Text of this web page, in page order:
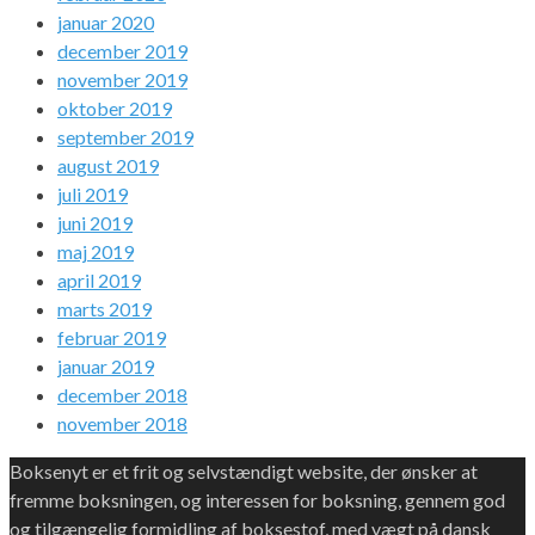
januar 2020
december 2019
november 2019
oktober 2019
september 2019
august 2019
juli 2019
juni 2019
maj 2019
april 2019
marts 2019
februar 2019
januar 2019
december 2018
november 2018
Boksenyt er et frit og selvstændigt website, der ønsker at
fremme boksningen, og interessen for boksning, gennem god
og tilgængelig formidling af boksestof, med vægt på dansk